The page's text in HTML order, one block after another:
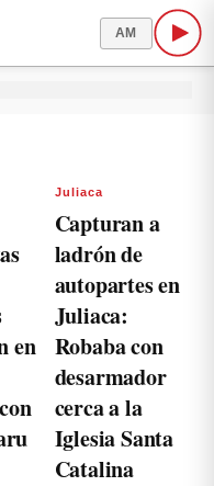
AM
en
Juliaca
Capturan a
ladrón de
autopartes en
Juliaca:
Robaba con
desarmador
cerca a la
Iglesia Santa
Catalina